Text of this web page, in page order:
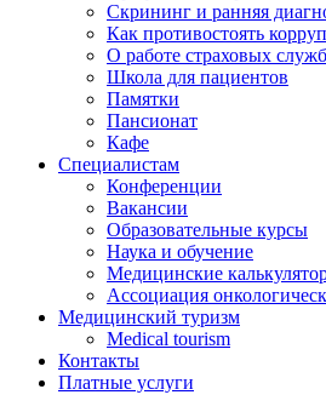
Скрининг и ранняя
Как противостоять
О работе страховых служб
Школа для пациентов
Памятки
Пансионат
Кафе
Специалистам
Конференции
Вакансии
Образовательные курсы
Наука и обучение
Медицинские
Ассоциация
Медицинский туризм
Medical tourism
Контакты
Платные услуги